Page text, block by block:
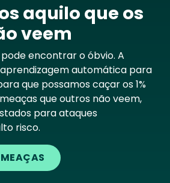
aquilo que os
veem
encontrar o óbvio. A
automática para
que possamos caçar os 1%
que outros não veem,
para ataques
risco.